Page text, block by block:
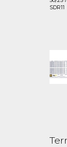
SDR11